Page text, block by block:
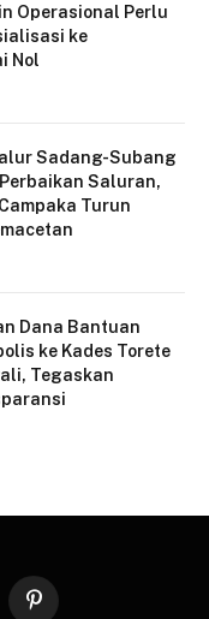
Operasional Perlu
ke
Nol
Sadang-Subang
Saluran,
Turun
Dana Bantuan
ke Kades Torete
Tegaskan
Pinterest